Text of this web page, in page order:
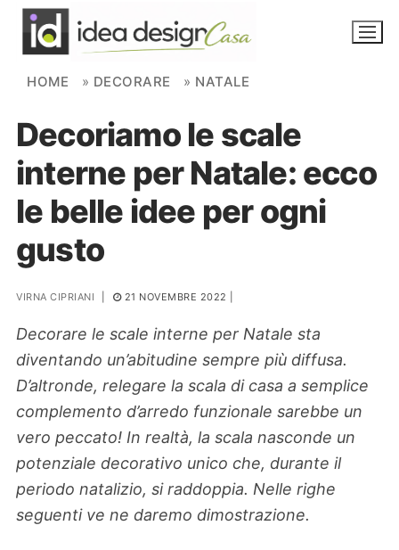
Skip to content
NOVITÀ
AMBIENTI
FAI DA TE
PIANTE
Ortaggio
HOME » DECORARE » NATALE
Decoriamo le scale
interne per Natale: ecco
le belle idee per ogni
gusto
VIRNA CIPRIANI 21 NOVEMBRE 2022
Decorare le scale interne per Natale sta
diventando un’abitudine sempre più diffusa.
D’altronde, relegare la scala di casa a semplice
complemento d’arredo funzionale sarebbe un
vero peccato! In realtà, la scala nasconde un
potenziale decorativo unico che, durante il
periodo natalizio, si raddoppia. Nelle righe
seguenti ve ne daremo dimostrazione.